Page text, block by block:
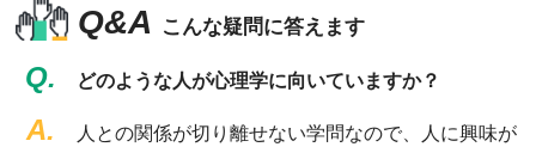
Q&A こんな疑問に答えます
Q. どのような人が心理学に向いていますか？
A.
人との関係が切り離せない学問なので、人に興味が